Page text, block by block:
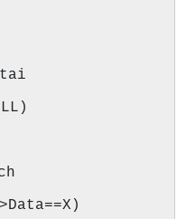
tai